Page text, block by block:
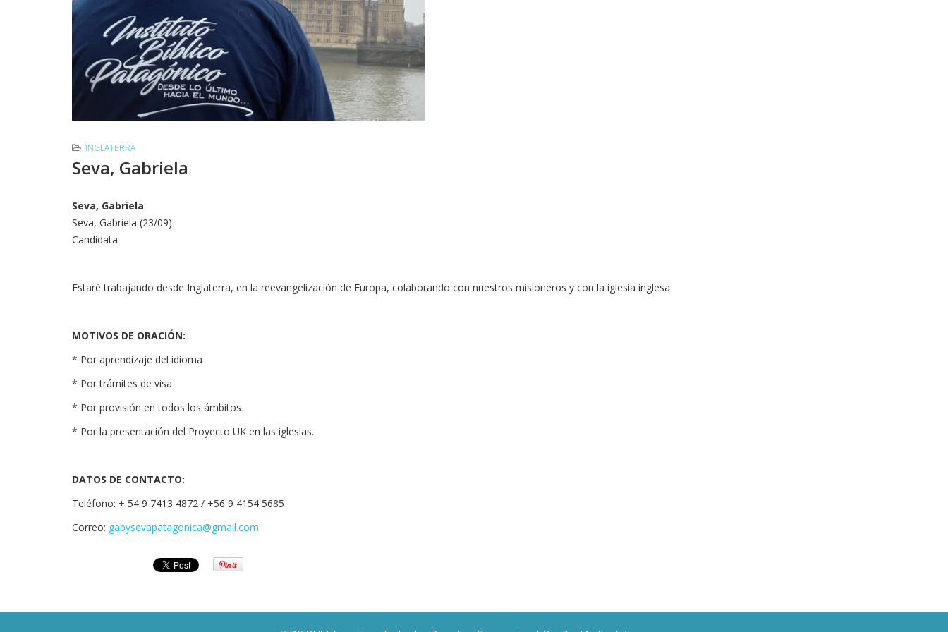
INGLATERRA
Seva, Gabriela
Seva, Gabriela
Seva, Gabriela (23/09)
Candidata
Estaré trabajando desde Inglaterra, en la reevangelización de Europa, colaborando con nuestros misioneros y con la iglesia inglesa.
MOTIVOS DE ORACIÓN:
* Por aprendizaje del idioma
* Por trámites de visa
* Por provisión en todos los ámbitos
* Por la presentación del Proyecto UK en las iglesias.
DATOS DE CONTACTO:
Teléfono: + 54 9 7413 4872 / +56 9 4154 5685
Correo: gabysevapatagonica@gmail.com